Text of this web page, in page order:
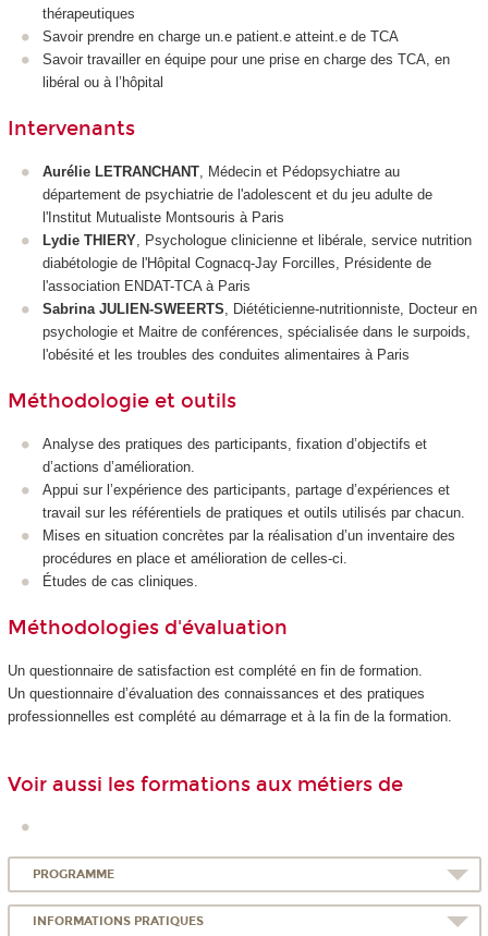
thérapeutiques
Savoir prendre en charge un.e patient.e atteint.e de TCA
Savoir travailler en équipe pour une prise en charge des TCA, en
libéral ou à l’hôpital
Intervenants
Aurélie LETRANCHANT , Médecin et Pédopsychiatre au
département de psychiatrie de l'adolescent et du jeu adulte de
l'Institut Mutualiste Montsouris à Paris
Lydie THIERY , Psychologue clinicienne et libérale, service nutrition
diabétologie de l'Hôpital Cognacq-Jay Forcilles, Présidente de
l'association ENDAT-TCA à Paris
Sabrina JULIEN-SWEERTS , Diététicienne-nutritionniste, Docteur en
psychologie et Maitre de conférences, spécialisée dans le surpoids,
l'obésité et les troubles des conduites alimentaires à Paris
Méthodologie et outils
Analyse des pratiques des participants, fixation d’objectifs et
d’actions d’amélioration.
Appui sur l’expérience des participants, partage d’expériences et
travail sur les référentiels de pratiques et outils utilisés par chacun.
Mises en situation concrètes par la réalisation d’un inventaire des
procédures en place et amélioration de celles-ci.
Études de cas cliniques.
Méthodologies d'évaluation
Un questionnaire de satisfaction est complété en fin de formation.
Un questionnaire d’évaluation des connaissances et des pratiques
professionnelles est complété au démarrage et à la fin de la formation.
Voir aussi les formations aux métiers de
PROGRAMME
INFORMATIONS PRATIQUES